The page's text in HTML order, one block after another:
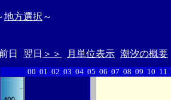
地方選択 ～
日 翌日 ＞＞ 月単位表示 潮汐の概要
00 01 02 03 04 05 06 07 08 09 10 11